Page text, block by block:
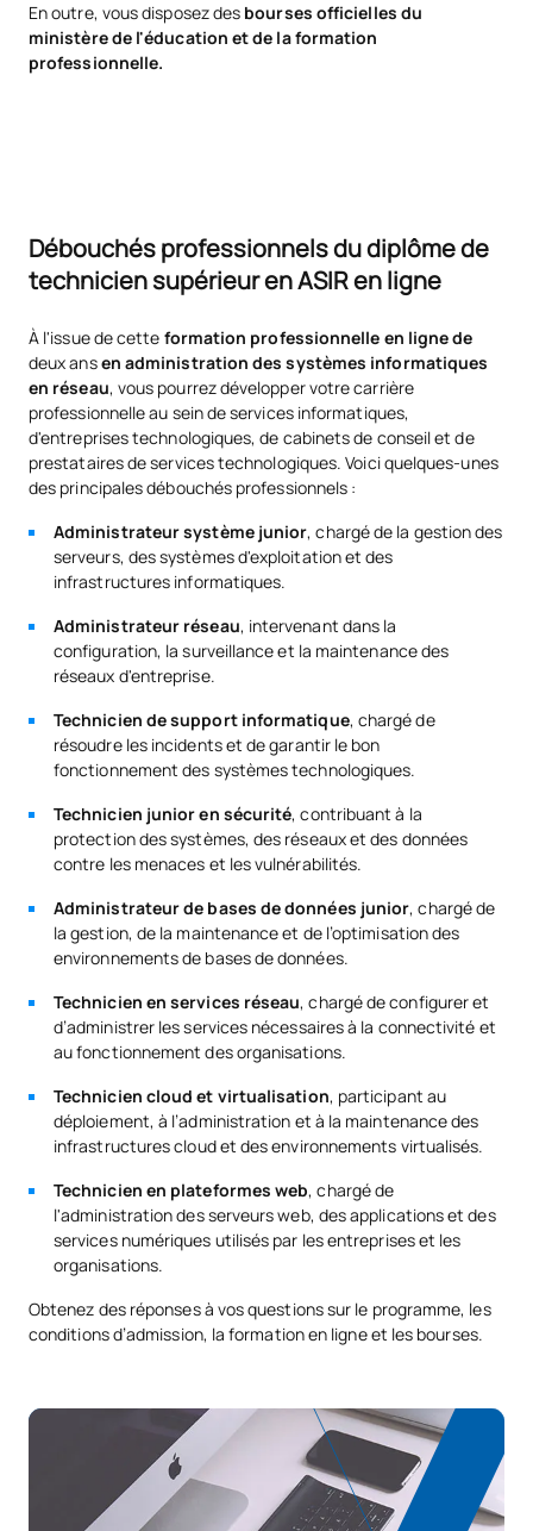
En outre, vous disposez des bourses officielles du
ministère de l'éducation et de la formation
professionnelle.
Débouchés professionnels du diplôme de
technicien supérieur en ASIR en ligne
À l'issue de cette formation professionnelle en ligne de
deux ansen administration des systèmes informatiques
en réseau, vous pourrez développer votre carrière
professionnelle au sein de services informatiques,
d'entreprises technologiques, de cabinets de conseil et de
prestataires de services technologiques. Voici quelques-unes
des principales débouchés professionnels :
Administrateur système junior, chargé de la gestion des
serveurs, des systèmes d'exploitation et des
infrastructures informatiques.
Administrateur réseau, intervenant dans la
configuration, la surveillance et la maintenance des
réseaux d'entreprise.
Technicien de support informatique, chargé de
résoudre les incidents et de garantir le bon
fonctionnement des systèmes technologiques.
Technicien junior en sécurité, contribuant à la
protection des systèmes, des réseaux et des données
contre les menaces et les vulnérabilités.
Administrateur de bases de données junior, chargé de
la gestion, de la maintenance et de l’optimisation des
environnements de bases de données.
Technicien en services réseau, chargé de configurer et
d’administrer les services nécessaires à la connectivité et
au fonctionnement des organisations.
Technicien cloud et virtualisation, participant au
déploiement, à l’administration et à la maintenance des
infrastructures cloud et des environnements virtualisés.
Technicien en plateformes web, chargé de
l'administration des serveurs web, des applications et des
services numériques utilisés par les entreprises et les
organisations.
Obtenez des réponses à vos questions sur le programme, les
conditions d’admission, la formation en ligne et les bourses.